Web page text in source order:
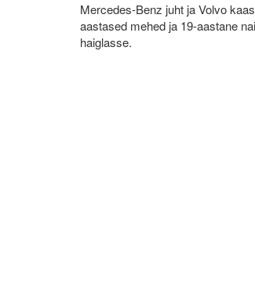
Mercedes-Benz juht ja Volvo
aastased mehed ja 19-aastane
haiglasse.